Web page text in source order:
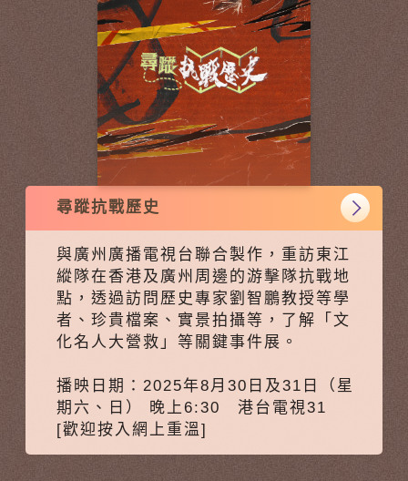
尋蹤抗戰歷史
與廣州廣播電視台聯合製作，重訪東江
縱隊在香港及廣州周邊的游擊隊抗戰地
點，透過訪問歷史專家劉智鵬教授等學
者、珍貴檔案、實景拍攝等，了解「文
化名人大營救」等關鍵事件展。
播映日期：2025年8月30日及31日（星
期六、日） 晚上6:30 港台電視31
[歡迎按入網上重溫]